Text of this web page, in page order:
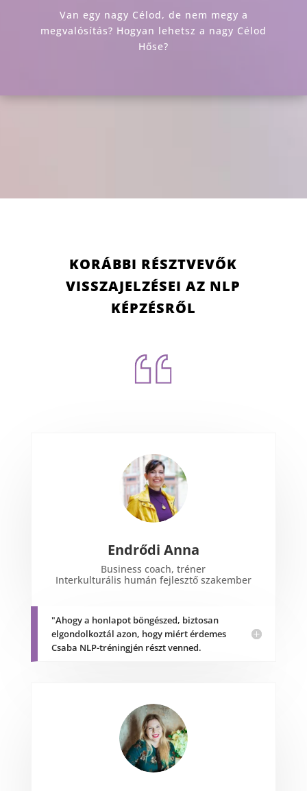
Van egy nagy Célod, de nem megy a
megvalósítás? Hogyan lehetsz a nagy Célod
Hőse?
KORÁBBI RÉSZTVEVŐK
VISSZAJELZÉSEI AZ NLP
KÉPZÉSRŐL
Endrődi Anna
Business coach, tréner
Interkulturális humán fejlesztő szakember
"Ahogy a honlapot böngészed, biztosan
elgondolkoztál azon, hogy miért érdemes
Csaba NLP-tréningjén részt venned.